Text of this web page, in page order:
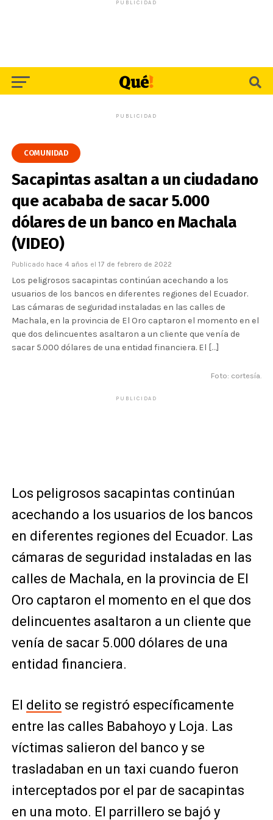
PUBLICIDAD
PUBLICIDAD
COMUNIDAD
Sacapintas asaltan a un ciudadano
que acababa de sacar 5.000
dólares de un banco en Machala
(VIDEO)
Publicado hace 4 años el 17 de febrero de 2022
Los peligrosos sacapintas continúan acechando a los
usuarios de los bancos en diferentes regiones del Ecuador.
Las cámaras de seguridad instaladas en las calles de
Machala, en la provincia de El Oro captaron el momento en el
que dos delincuentes asaltaron a un cliente que venía de
sacar 5.000 dólares de una entidad financiera. El […]
Foto: cortesía.
PUBLICIDAD
Los peligrosos sacapintas continúan
acechando a los usuarios de los bancos
en diferentes regiones del Ecuador. Las
cámaras de seguridad instaladas en las
calles de Machala, en la provincia de El
Oro captaron el momento en el que dos
delincuentes asaltaron a un cliente que
venía de sacar 5.000 dólares de una
entidad financiera.
El delito se registró específicamente
entre las calles Babahoyo y Loja. Las
víctimas salieron del banco y se
trasladaban en un taxi cuando fueron
interceptados por el par de sacapintas
en una moto. El parrillero se bajó y